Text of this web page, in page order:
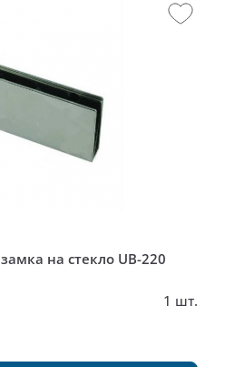
на стекло UB-220
1 шт.